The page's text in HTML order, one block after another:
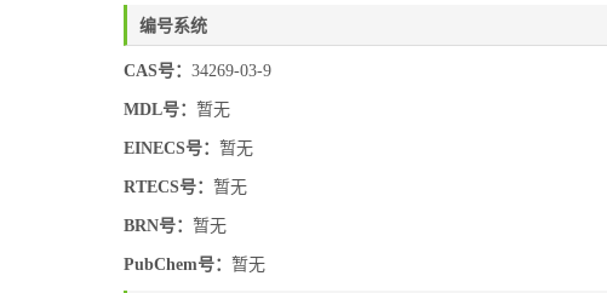
编号系统
CAS号： 34269-03-9
MDL号： 暂无
EINECS号： 暂无
RTECS号： 暂无
BRN号： 暂无
PubChem号： 暂无